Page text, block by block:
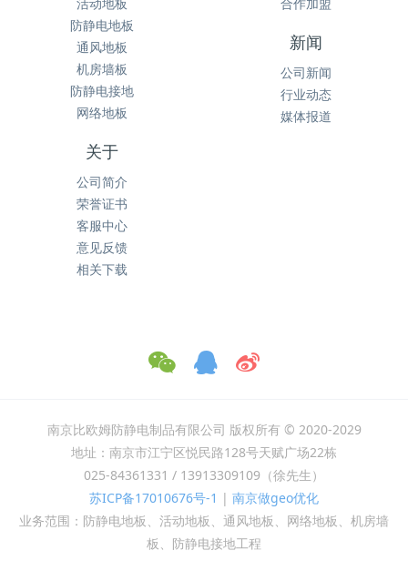
防静电地板
通风地板
机房墙板
防静电接地
网络地板
新闻
公司新闻
行业动态
媒体报道
关于
公司简介
荣誉证书
客服中心
意见反馈
相关下载
南京比欧姆防静电制品有限公司 版权所有 © 2020-2029
地址：南京市江宁区悦民路128号天赋广场22栋
025-84361331 / 13913309109（徐先生）
苏ICP备17010676号-1 | 南京做geo优化
业务范围：防静电地板、活动地板、通风地板、网络地板、机房墙
板、防静电接地工程